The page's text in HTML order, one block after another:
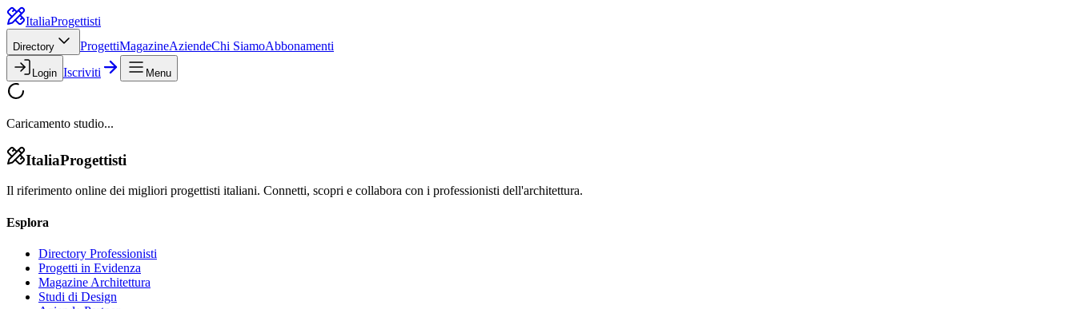
ItaliaProgettisti
Directory ProgettiMagazineAziendeChi SiamoAbbonamenti
Login Iscriviti Menu
Caricamento studio...
ItaliaProgettisti
Il riferimento online dei migliori progettisti italiani. Connetti, scopri e collabora con i professionisti dell'architettura.
Esplora
Directory Professionisti
Progetti in Evidenza
Magazine Architettura
Studi di Design